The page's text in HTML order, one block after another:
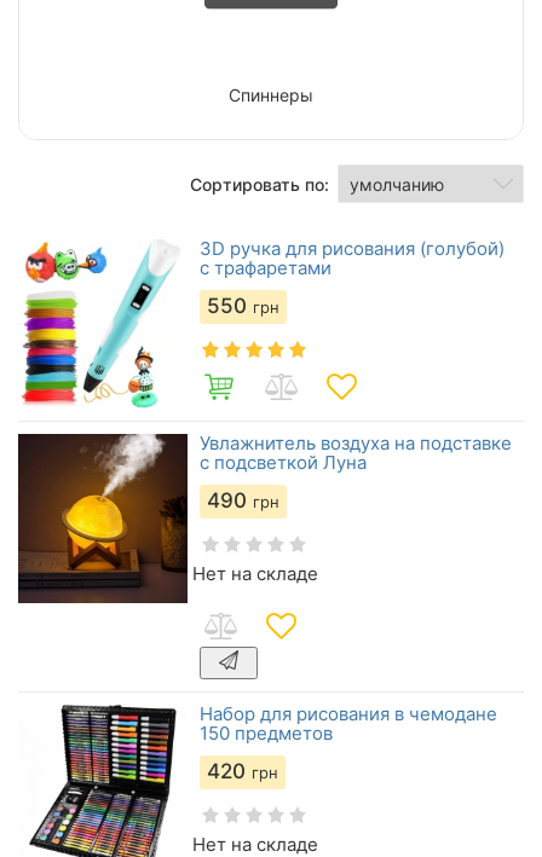
Спиннеры
Сортировать по:
3D ручка для рисования (голубой)
с трафаретами
550 грн
Увлажнитель воздуха на подставке
с подсветкой Луна
490 грн
Нет на складе
Набор для рисования в чемодане
150 предметов
420 грн
Нет на складе